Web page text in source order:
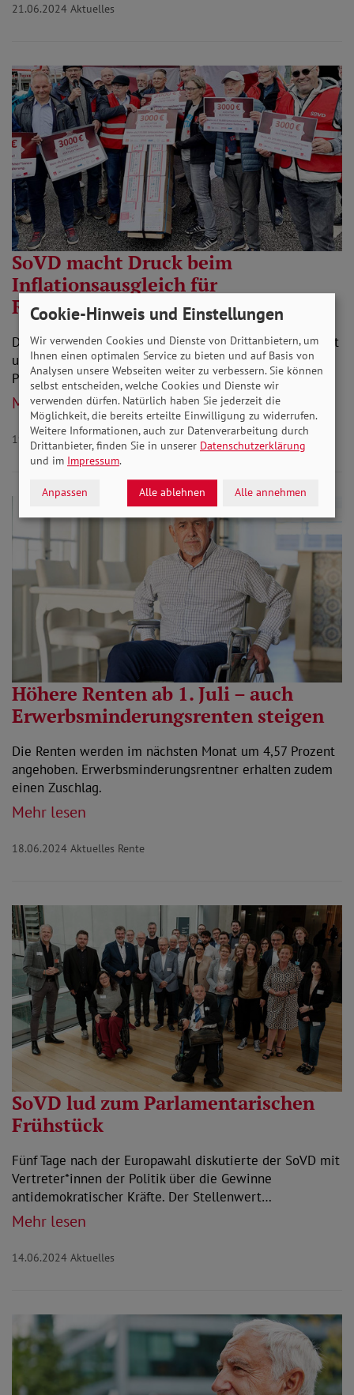
21.06.2024 Aktuelles
SoVD macht Druck beim
Inflationsausgleich für
Rentner*innen
Der Verband hat über 200.000 Unterschriften gesammelt
und an Politiker übergeben. Außerdem hat der
Petitionsausschuss des Bundestags eine…
Mehr lesen
19.06.2024 Aktuelles Rente
Höhere Renten ab 1. Juli – auch
Erwerbsminderungsrenten steigen
Die Renten werden im nächsten Monat um 4,57 Prozent
angehoben. Erwerbsminderungsrentner erhalten zudem
einen Zuschlag.
Mehr lesen
18.06.2024 Aktuelles Rente
SoVD lud zum Parlamentarischen
Frühstück
Fünf Tage nach der Europawahl diskutierte der SoVD mit
Vertreter*innen der Politik über die Gewinne
antidemokratischer Kräfte. Der Stellenwert…
Mehr lesen
14.06.2024 Aktuelles
Cookie-Hinweis und Einstellungen
Wir verwenden Cookies und Dienste von Drittanbietern, um
Ihnen einen optimalen Service zu bieten und auf Basis von
Analysen unsere Webseiten weiter zu verbessern. Sie können
selbst entscheiden, welche Cookies und Dienste wir
verwenden dürfen. Natürlich haben Sie jederzeit die
Möglichkeit, die bereits erteilte Einwilligung zu widerrufen.
Weitere Informationen, auch zur Datenverarbeitung durch
Drittanbieter, finden Sie in unserer Datenschutzerklärung
und im Impressum.
Anpassen Alle ablehnen Alle annehmen